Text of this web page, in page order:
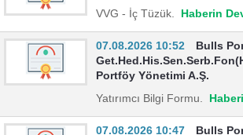
VVG - İç Tüzük. Haberin
07.08.2026 10:52
Bulls
Portföy Yönetimi A.Ş.
Yatırımcı Bilgi Formu.
07.08.2026 10:47
Bulls